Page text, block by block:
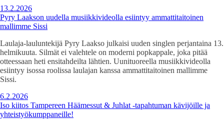
13.2.2026
Pyry Laakson uudella musiikkivideolla esiintyy ammattitaitoinen
mallimme Sissi
Laulaja-lauluntekijä Pyry Laakso julkaisi uuden singlen perjantaina 13.
helmikuuta. Silmät ei valehtele on moderni popkappale, joka pitää
otteessaan heti ensitahdeilta lähtien. Uunituoreella musiikkivideolla
esiintyy isossa roolissa laulajan kanssa ammattitaitoinen mallimme
Sissi.
6.2.2026
Iso kiitos Tampereen Häämessut & Juhlat -tapahtuman kävijöille ja
yhteistyökumppaneille!